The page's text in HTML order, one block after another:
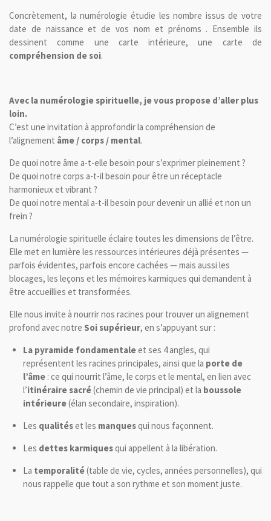
Concrètement, la numérologie étudie les nombre issus de votre
date de naissance et de vos nom et prénoms . Ensemble ils
dessinent comme une carte intérieure, une carte de
compréhension de soi.
Avec la numérologie spirituelle, je vous propose d’aller plus
loin.
C’est une invitation à approfondir la compréhension de
l’alignement âme / corps / mental.
De quoi notre âme a-t-elle besoin pour s’exprimer pleinement ?
De quoi notre corps a-t-il besoin pour être un réceptacle
harmonieux et vibrant ?
De quoi notre mental a-t-il besoin pour devenir un allié et non un
frein ?
La numérologie spirituelle éclaire toutes les dimensions de l’être.
Elle met en lumière les ressources intérieures déjà présentes —
parfois évidentes, parfois encore cachées — mais aussi les
blocages, les leçons et les mémoires karmiques qui demandent à
être accueillies et transformées.
Elle nous invite à nourrir nos racines pour trouver un alignement
profond avec notre Soi supérieur, en s’appuyant sur :
La pyramide fondamentaleet ses 4 angles, qui
représentent les racines principales, ainsi que la porte de
l’âme: ce qui nourrit l’âme, le corps et le mental, en lien avec
l’itinéraire sacré(chemin de vie principal) et la boussole
intérieure(élan secondaire, inspiration).
Les qualitéset les manquesqui nous façonnent.
Les dettes karmiquesqui appellent à la libération.
La temporalité(table de vie, cycles, années personnelles), qui
nous rappelle que tout a son rythme et son moment juste.